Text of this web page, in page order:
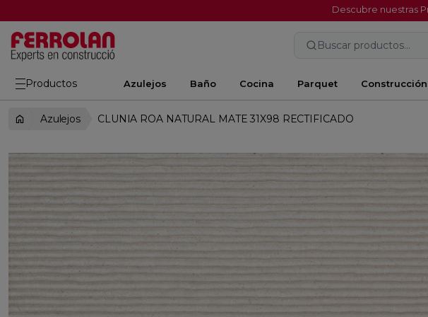
Descubre nuestras
Buscar productos...
Productos Azulejos Baño Cocina Parquet Construcción
Azulejos CLUNIA ROA NATURAL MATE 31X98 RECTIFICADO